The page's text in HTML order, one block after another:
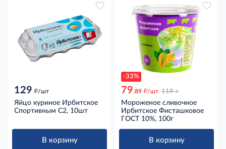
129 д/шт
Яйцо куриное Ирбитское
Спортивным С2, 10шт
В корзину
-33%
79.89 д/шт 119 д
Мороженое сливочное
Ирбитское Фисташковое
ГОСТ 10%, 100г
В корзину